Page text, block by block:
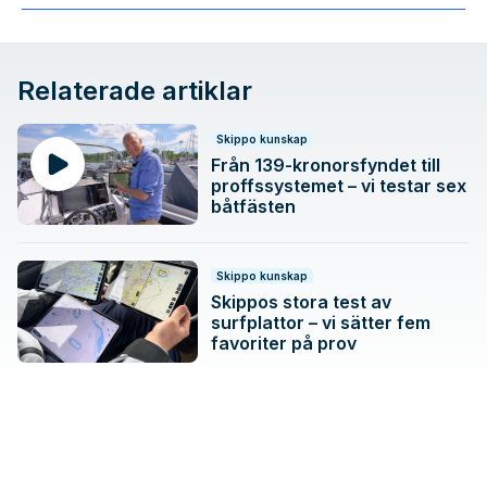
Relaterade artiklar
Skippo kunskap
Från 139-kronorsfyndet till
proffssystemet – vi testar sex
båtfästen
Skippo kunskap
Skippos stora test av
surfplattor – vi sätter fem
favoriter på prov